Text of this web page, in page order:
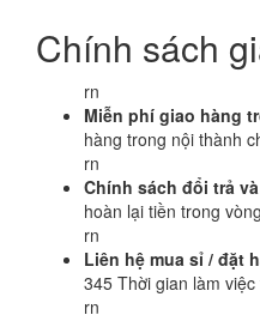
Chính sách
rn
Miễn phí giao hàng
hàng trong nội thành
rn
Chính sách đổi trả
hoàn lại tiền trong
rn
Liên hệ mua sỉ / đặt
345 Thời gian làm
rn